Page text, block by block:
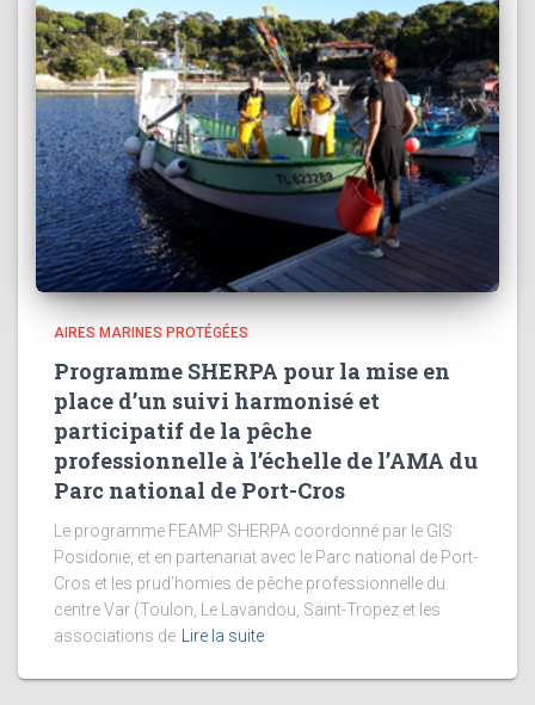
AIRES MARINES PROTÉGÉES
Programme SHERPA pour la mise en
place d’un suivi harmonisé et
participatif de la pêche
professionnelle à l’échelle de l’AMA du
Parc national de Port-Cros
Le programme FEAMP SHERPA coordonné par le GIS
Posidonie, et en partenariat avec le Parc national de Port-
Cros et les prud’homies de pêche professionnelle du
centre Var (Toulon, Le Lavandou, Saint-Tropez et les
associations de
Lire la suite